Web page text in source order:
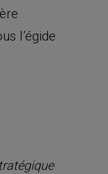
l’égide